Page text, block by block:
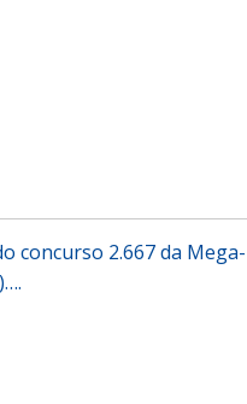
concurso 2.667 da Mega-